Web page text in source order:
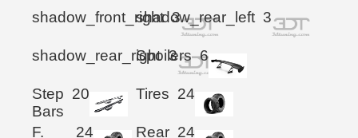
shadow_front_right 3
shadow_rear_left 3
shadow_rear_right 3
Spoilers 6
Step
Bars
20 Tires 24
F.
24
Rear 24